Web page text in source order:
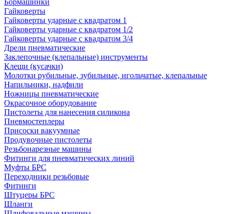
Бормашинки
Гайковерты
Гайковерты ударные с квадратом 1
Гайковерты ударные с квадратом 1/2
Гайковерты ударные с квадратом 3/4
Дрели пневматические
Заклепочные (клепальные) инструменты
Клещи (кусачки)
Молотки рубильные, зубильные, игольчатые, клепальные
Напильники, надфили
Ножницы пневматические
Окрасочное оборудование
Пистолеты для нанесения силикона
Пневмостеплеры
Присоски вакуумные
Продувочные пистолеты
Резьбонарезные машины
Фитинги для пневматических линий
Муфты БРС
Переходники резьбовые
Фитинги
Штуцеры БРС
Шланги